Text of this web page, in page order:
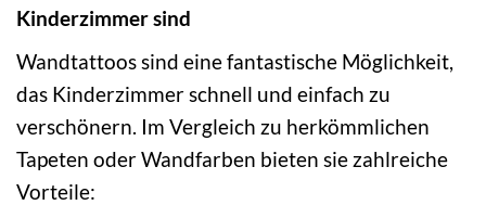
Kinderzimmer sind
Wandtattoos sind eine fantastische Möglichkeit,
das Kinderzimmer schnell und einfach zu
verschönern. Im Vergleich zu herkömmlichen
Tapeten oder Wandfarben bieten sie zahlreiche
Vorteile: